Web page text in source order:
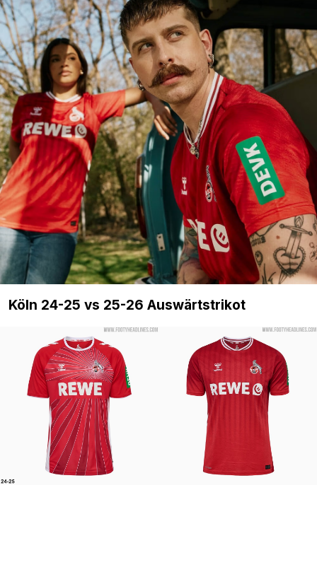
Köln 24-25 vs 25-26 Auswärtstrikot